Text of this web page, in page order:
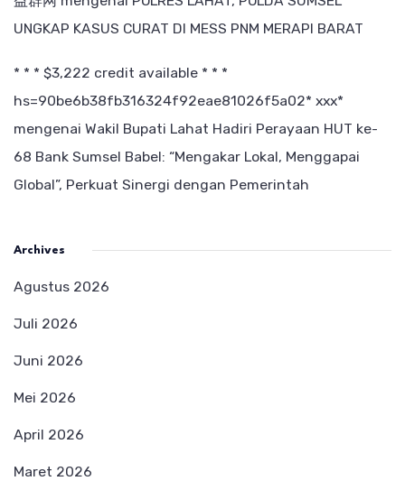
UNGKAP KASUS CURAT DI MESS PNM MERAPI BARAT
* * * $3,222 credit available * * *
hs=90be6b38fb316324f92eae81026f5a02* ххх*
mengenai Wakil Bupati Lahat Hadiri Perayaan HUT ke-
68 Bank Sumsel Babel: “Mengakar Lokal, Menggapai
Global”, Perkuat Sinergi dengan Pemerintah
Archives
Agustus 2026
Juli 2026
Juni 2026
Mei 2026
April 2026
Maret 2026